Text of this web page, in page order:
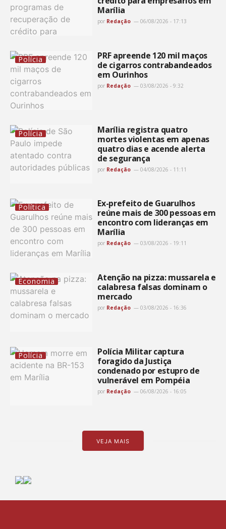
Marília
por Redação 06/08/2026 - 17:13
Polícia
PRF apreende 120 mil maços
de cigarros contrabandeados
em Ourinhos
por Redação 03/08/2026 - 9:32
Polícia
Marília registra quatro
mortes violentas em apenas
quatro dias e acende alerta
de segurança
por Redação 04/08/2026 - 11:11
Política
Ex-prefeito de Guarulhos
reúne mais de 300 pessoas em
encontro com lideranças em
Marília
por Redação 03/08/2026 - 19:11
Economia
Atenção na pizza: mussarela e
calabresa falsas dominam o
mercado
por Redação 03/08/2026 - 16:36
Polícia
Polícia Militar captura
foragido da Justiça
condenado por estupro de
vulnerável em Pompéia
por Redação 06/08/2026 - 16:05
VEJA MAIS